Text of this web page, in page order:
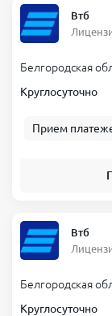
Втб
Белгородская
Круглосуточно
Прием
Втб
Белгородская
Круглосуточно